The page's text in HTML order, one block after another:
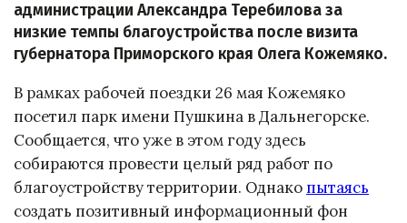
администрации Александра Теребилова за
низкие темпы благоустройства после визита
губернатора Приморского края Олега Кожемяко.
В рамках рабочей поездки 26 мая Кожемяко
посетил парк имени Пушкина в Дальнегорске.
Сообщается, что уже в этом году здесь
собираются провести целый ряд работ по
благоустройству территории. Однако пытаясь
создать позитивный информационный фон